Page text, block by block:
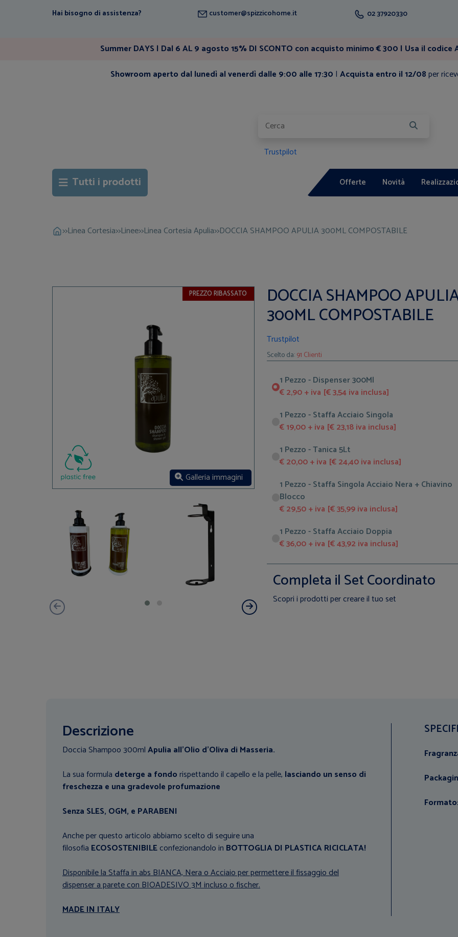
Hai bisogno di assistenza? customer@spizzicohome.it 02 37920330
Summer DAYS | Dal 6 AL 9 agosto 15% DI SCONTO con acquisto minimo € 300 | Usa il codice
Showroom aperto dal lunedì al venerdì dalle 9:00 alle 17:30 | Acquista entro il 12/08per
Trustpilot
Tutti i prodotti Offerte Novità
>>Linea Cortesia>>Linee>>Linea Cortesia Apulia>>DOCCIA SHAMPOO APULIA 300ML COMPOSTABILE
PREZZO RIBASSATO
Galleria immagini
DOCCIA SHAMPOO
300ML COMPOSTABILE
Trustpilot
Scelto da:91 Clienti
1 Pezzo - Dispenser 300Ml
€ 2,90 + iva [€ 3,54 iva inclusa]
1 Pezzo - Staffa Acciaio Singola
€ 19,00 + iva [€ 23,18 iva inclusa]
1 Pezzo - Tanica 5Lt
€ 20,00 + iva [€ 24,40 iva inclusa]
1 Pezzo - Staffa Singola Acciaio Nera + Chiavino
Blocco
€ 29,50 + iva [€ 35,99 iva inclusa]
1 Pezzo - Staffa Acciaio Doppia
€ 36,00 + iva [€ 43,92 iva inclusa]
Completa il Set Coordinato
Scopri i prodotti per creare il tuo set
Descrizione
Doccia Shampoo 300mlApulia all'Olio d'Oliva di Masseria.
La sua formula deterge a fondorispettando il capello e la pelle, lasciando un senso di
freschezza e una gradevole profumazione
Senza SLES, OGM, e PARABENI
Anche per questo articolo abbiamo scelto di seguire una
filosofia ECOSOSTENIBILEconfezionandolo in BOTTOGLIA DI PLASTICA RICICLATA!
Disponibile la Staffa in abs BIANCA, Nera o Acciaio per permettere il fissaggio del
dispenser a parete con BIOADESIVO 3M incluso o fischer.
MADE IN ITALY
Formato: